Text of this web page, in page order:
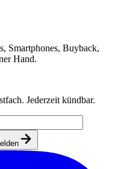
Smartphones, Buyback,
Hand.
Jederzeit kündbar.